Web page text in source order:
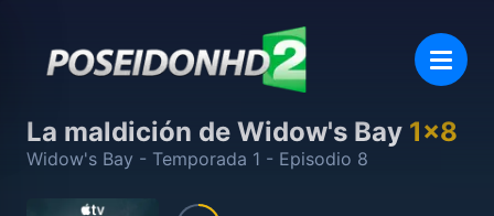
La maldición de Widow's Bay 1x8
Widow's Bay - Temporada 1 - Episodio 8